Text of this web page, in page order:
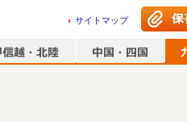
サイトマップ